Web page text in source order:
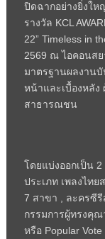
ปิดฉากอย่างยิ่งใ
รางวัล KCL
22” Timeless in
2569 ณ ไอคอนส
มาตรฐานผลงานบั
หน้าและเบื้องหลั
สาธารณชน
โดยแบ่งออกเป็น 2
ประเภท เพลงไทย
7 สาขา
ละครซี
กรรมการผู้ทรงคุ
หรือ Popular Vote